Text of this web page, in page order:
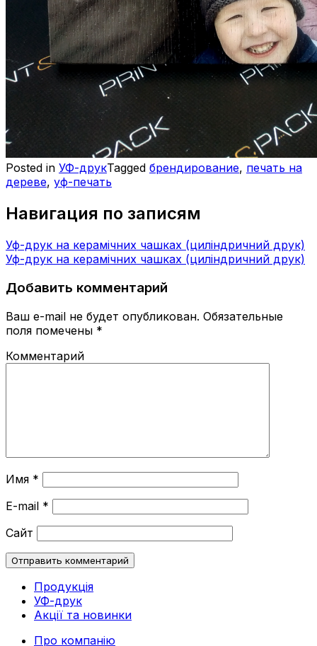
Posted in УФ-друкTagged брендирование, печать на
дереве, уф-печать
Навигация по записям
Уф-друк на керамічних чашках (циліндричний друк)
Уф-друк на керамічних чашках (циліндричний друк)
Добавить комментарий
Ваш e-mail не будет опубликован. Обязательные
поля помечены *
Комментарий
Имя *
E-mail *
Сайт
Продукція
УФ-друк
Акції та новинки
Про компанію